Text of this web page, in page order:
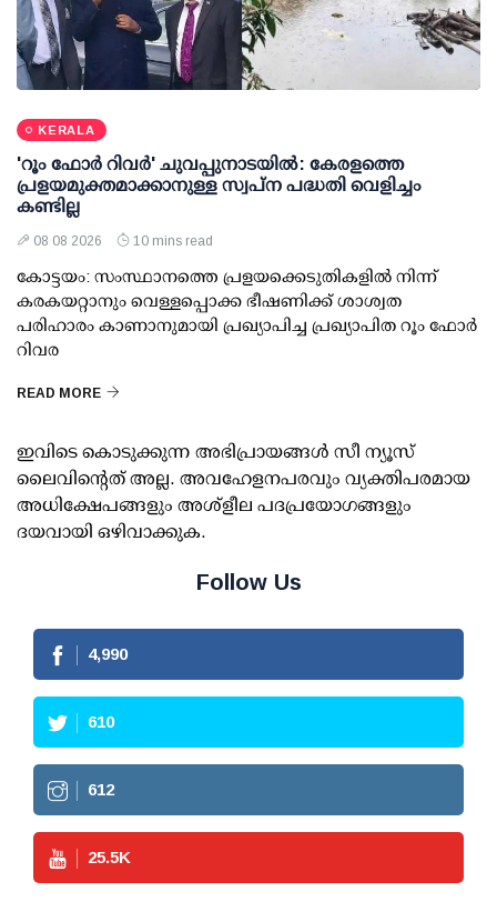
KERALA
'റൂം ഫോര്‍ റിവര്‍' ചുവപ്പുനാടയില്‍: കേരളത്തെ
പ്രളയമുക്തമാക്കാനുള്ള സ്വപ്ന പദ്ധതി വെളിച്ചം
കണ്ടില്ല
08 08 2026 10 mins read
കോട്ടയം: സംസ്ഥാനത്തെ പ്രളയക്കെടുതികളില്‍ നിന്ന്
കരകയറ്റാനും വെള്ളപ്പൊക്ക ഭീഷണിക്ക് ശാശ്വത
പരിഹാരം കാണാനുമായി പ്രഖ്യാപിച്ച പ്രഖ്യാപിത റൂം ഫോര്‍
റിവര
READ MORE
ഇവിടെ കൊടുക്കുന്ന അഭിപ്രായങ്ങള്‍ സീ ന്യൂസ്
ലൈവിന്റെത് അല്ല. അവഹേളനപരവും വ്യക്തിപരമായ
അധിക്ഷേപങ്ങളും അശ്‌ളീല പദപ്രയോഗങ്ങളും
ദയവായി ഒഴിവാക്കുക.
Follow Us
4,990
610
612
25.5K